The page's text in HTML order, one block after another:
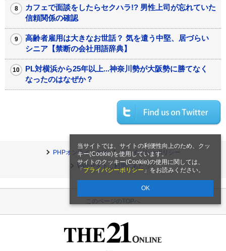
当サイトでは、サイトの利便性向上のため、クッ
キー(Cookie)を使用しています。
サイトのクッキー(Cookie)の使用に関しては、
「 プライバシーポリシー 」をお読みください。
OK
カフェで面談をしたらセクハラ!? 男性上司が忘れていた
信頼関係の確認
高齢者雇用は大きなお世話？ 気を遣う中堅、居づらい
シニア【禁断の会社用語辞典】
PL対横浜から25年以上...神奈川勢が大阪勢に勝てなく
なったのはなぜか？
PHPオンラインとは
プライバシーポリシー
Webサイトご利用にあたって
このページのTOPへ